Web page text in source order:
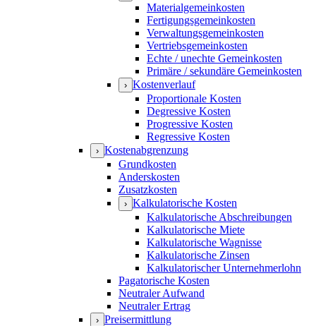
Materialgemeinkosten
Fertigungsgemeinkosten
Verwaltungsgemeinkosten
Vertriebsgemeinkosten
Echte / unechte Gemeinkosten
Primäre / sekundäre Gemeinkosten
› Kostenverlauf
Proportionale Kosten
Degressive Kosten
Progressive Kosten
Regressive Kosten
› Kostenabgrenzung
Grundkosten
Anderskosten
Zusatzkosten
› Kalkulatorische Kosten
Kalkulatorische Abschreibungen
Kalkulatorische Miete
Kalkulatorische Wagnisse
Kalkulatorische Zinsen
Kalkulatorischer Unternehmerlohn
Pagatorische Kosten
Neutraler Aufwand
Neutraler Ertrag
› Preisermittlung